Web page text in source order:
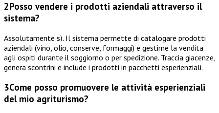
2Posso vendere i prodotti aziendali attraverso il
sistema?
Assolutamente sì. Il sistema permette di catalogare prodotti
aziendali (vino, olio, conserve, formaggi) e gestirne la vendita
agli ospiti durante il soggiorno o per spedizione. Traccia giacenze,
genera scontrini e include i prodotti in pacchetti esperienziali.
3Come posso promuovere le attività esperienziali
del mio agriturismo?